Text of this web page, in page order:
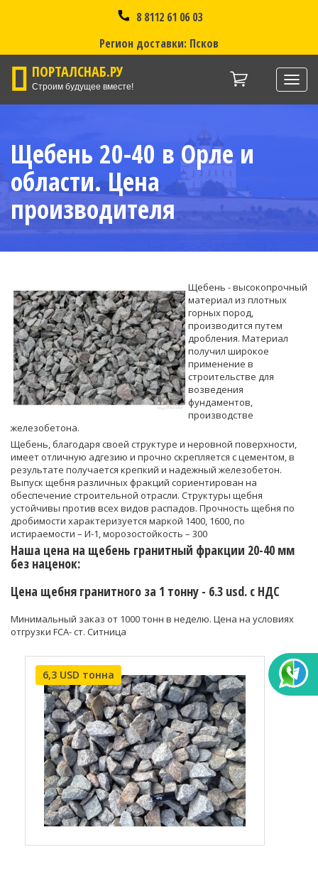
8 8112 61 06 03
Регион доставки: Псков
ПОРТАЛСНАБ.РУ
Строим будущее вместе!
Щебень 20-40 в Орле и
области. Цена
производителя
Щебень - высокопрочный
материал из плотных
горных пород,
производится путем
дробления. Материал
получил широкое
применение в
строительстве для
возведения
фундаментов,
производстве
железобетона.
Щебень, благодаря своей структуре и неровной поверхности,
имеет отличную адгезию и прочно скрепляется с цементом, в
результате получается крепкий и надежный железобетон.
Выпуск щебня различных фракций сориентирован на
обеспечение строительной отрасли. Структуры щебня
устойчивы против всех видов распадов. Прочность щебня по
дробимости характеризуется маркой 1400, 1600, по
истираемости – И-1, морозостойкость – 300
Наша цена на щебень гранитный фракции 20-40 мм
без наценок:
Цена щебня гранитного за 1 тонну - 6.3 usd. c НДС
Минимальный заказ от 1000 тонн в неделю. Цена на условиях
отгрузки FCA- ст. Ситница
6,3 USD тонна